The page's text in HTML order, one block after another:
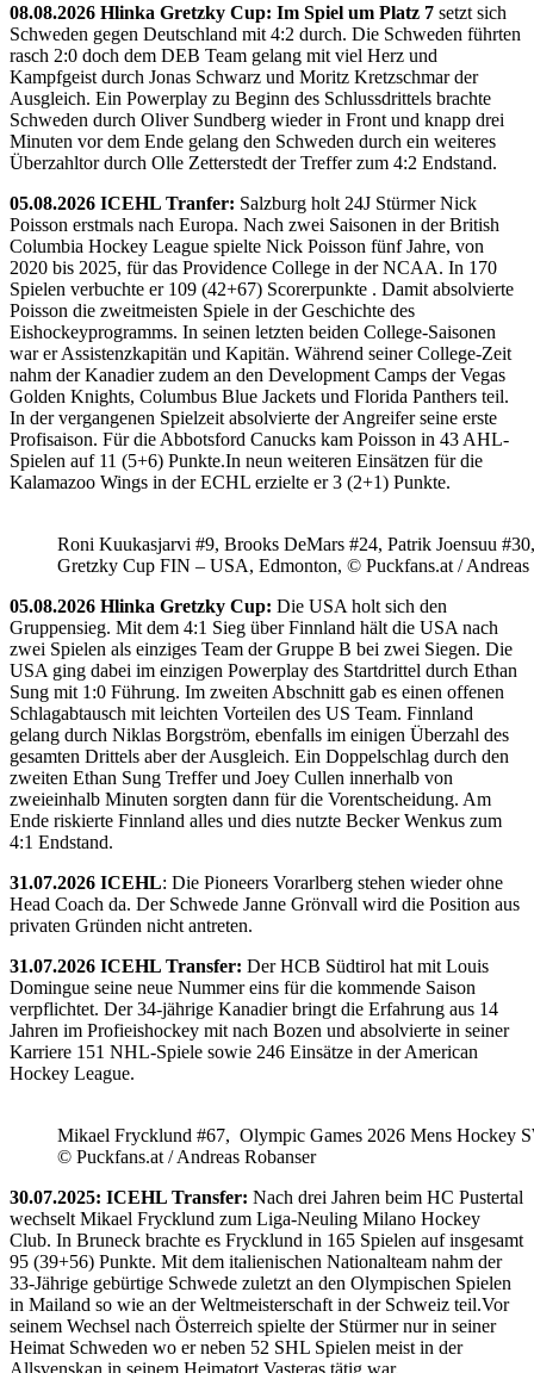
08.08.2026 Hlinka Gretzky Cup: Im Spiel um Platz 7 setzt sich
Schweden gegen Deutschland mit 4:2 durch. Die Schweden führten
rasch 2:0 doch dem DEB Team gelang mit viel Herz und
Kampfgeist durch Jonas Schwarz und Moritz Kretzschmar der
Ausgleich. Ein Powerplay zu Beginn des Schlussdrittels brachte
Schweden durch Oliver Sundberg wieder in Front und knapp drei
Minuten vor dem Ende gelang den Schweden durch ein weiteres
Überzahltor durch Olle Zetterstedt der Treffer zum 4:2 Endstand.
05.08.2026 ICEHL Tranfer: Salzburg holt 24J Stürmer Nick
Poisson erstmals nach Europa. Nach zwei Saisonen in der British
Columbia Hockey League spielte Nick Poisson fünf Jahre, von
2020 bis 2025, für das Providence College in der NCAA. In 170
Spielen verbuchte er 109 (42+67) Scorerpunkte . Damit absolvierte
Poisson die zweitmeisten Spiele in der Geschichte des
Eishockeyprogramms. In seinen letzten beiden College-Saisonen
war er Assistenzkapitän und Kapitän. Während seiner College-Zeit
nahm der Kanadier zudem an den Development Camps der Vegas
Golden Knights, Columbus Blue Jackets und Florida Panthers teil.
In der vergangenen Spielzeit absolvierte der Angreifer seine erste
Profisaison. Für die Abbotsford Canucks kam Poisson in 43 AHL-
Spielen auf 11 (5+6) Punkte.In neun weiteren Einsätzen für die
Kalamazoo Wings in der ECHL erzielte er 3 (2+1) Punkte.
Roni Kuukasjarvi #9, Brooks DeMars #24, Patrik Joensuu
Gretzky Cup FIN – USA, Edmonton, © Puckfans.at / Andreas
05.08.2026 Hlinka Gretzky Cup: Die USA holt sich den
Gruppensieg. Mit dem 4:1 Sieg über Finnland hält die USA nach
zwei Spielen als einziges Team der Gruppe B bei zwei Siegen. Die
USA ging dabei im einzigen Powerplay des Startdrittel durch Ethan
Sung mit 1:0 Führung. Im zweiten Abschnitt gab es einen offenen
Schlagabtausch mit leichten Vorteilen des US Team. Finnland
gelang durch Niklas Borgström, ebenfalls im einigen Überzahl des
gesamten Drittels aber der Ausgleich. Ein Doppelschlag durch den
zweiten Ethan Sung Treffer und Joey Cullen innerhalb von
zweieinhalb Minuten sorgten dann für die Vorentscheidung. Am
Ende riskierte Finnland alles und dies nutzte Becker Wenkus zum
4:1 Endstand.
31.07.2026 ICEHL: Die Pioneers Vorarlberg stehen wieder ohne
Head Coach da. Der Schwede Janne Grönvall wird die Position aus
privaten Gründen nicht antreten.
31.07.2026 ICEHL Transfer: Der HCB Südtirol hat mit Louis
Domingue seine neue Nummer eins für die kommende Saison
verpflichtet. Der 34-jährige Kanadier bringt die Erfahrung aus 14
Jahren im Profieishockey mit nach Bozen und absolvierte in seiner
Karriere 151 NHL-Spiele sowie 246 Einsätze in der American
Hockey League.
Mikael Frycklund #67, Olympic Games 2026 Mens Hockey
© Puckfans.at / Andreas Robanser
30.07.2025: ICEHL Transfer: Nach drei Jahren beim HC Pustertal
wechselt Mikael Frycklund zum Liga-Neuling Milano Hockey
Club. In Bruneck brachte es Frycklund in 165 Spielen auf insgesamt
95 (39+56) Punkte. Mit dem italienischen Nationalteam nahm der
33-Jährige gebürtige Schwede zuletzt an den Olympischen Spielen
in Mailand so wie an der Weltmeisterschaft in der Schweiz teil.Vor
seinem Wechsel nach Österreich spielte der Stürmer nur in seiner
Heimat Schweden wo er neben 52 SHL Spielen meist in der
Allsvenskan in seinem Heimatort Vasteras tätig war.